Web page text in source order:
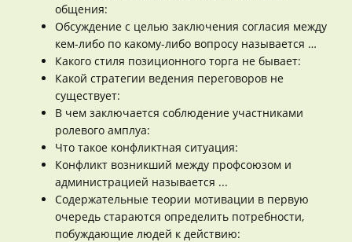
общения:
Обсуждение с целью заключения согласия между
кем-либо по какому-либо вопросу называется …
Какого стиля позиционного торга не бывает:
Какой стратегии ведения переговоров не
существует:
В чем заключается соблюдение участниками
ролевого амплуа:
Что такое конфликтная ситуация:
Конфликт возникший между профсоюзом и
администрацией называется ...
Содержательные теории мотивации в первую
очередь стараются определить потребности,
побуждающие людей к действию: